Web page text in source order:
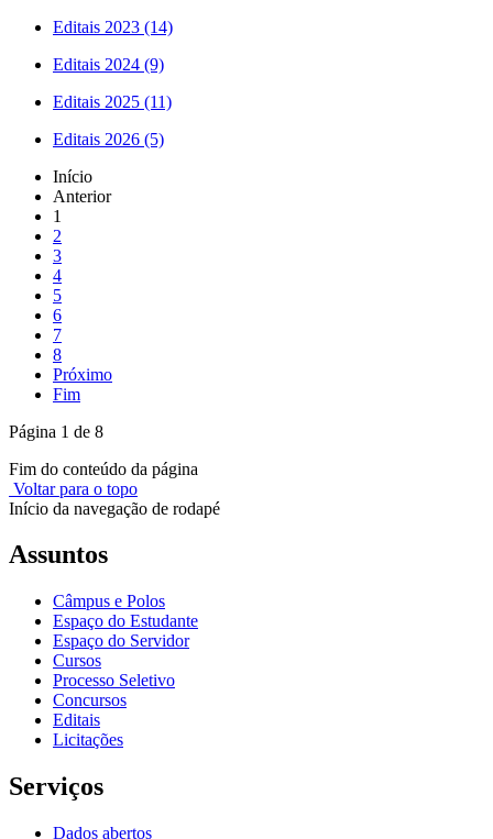
Editais 2023 (14)
Editais 2024 (9)
Editais 2025 (11)
Editais 2026 (5)
Início
Anterior
1
2
3
4
5
6
7
8
Próximo
Fim
Página 1 de 8
Fim do conteúdo da página
Voltar para o topo
Início da navegação de rodapé
Assuntos
Câmpus e Polos
Espaço do Estudante
Espaço do Servidor
Cursos
Processo Seletivo
Concursos
Editais
Licitações
Serviços
Dados abertos